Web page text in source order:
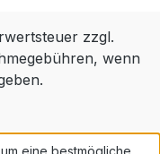
zzgl.
wenn
eine bestmögliche